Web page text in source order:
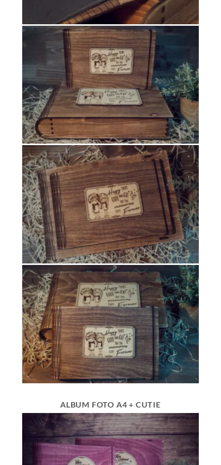
ALBUM FOTO A4 + CUTIE